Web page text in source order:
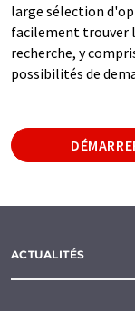
large sélection
facilement trouver
recherche, y
possibilités de
ACTUALITÉS